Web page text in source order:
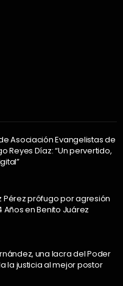
Asociación Evangelistas de
Reyes Díaz: “Un pervertido,
Pérez prófugo por agresión
Años en Benito Juárez
una lacra del Poder
la justicia al mejor postor